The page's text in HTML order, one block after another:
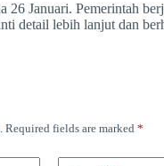
26 Januari. Pemerintah
detail lebih lanjut dan
Required fields are marked *